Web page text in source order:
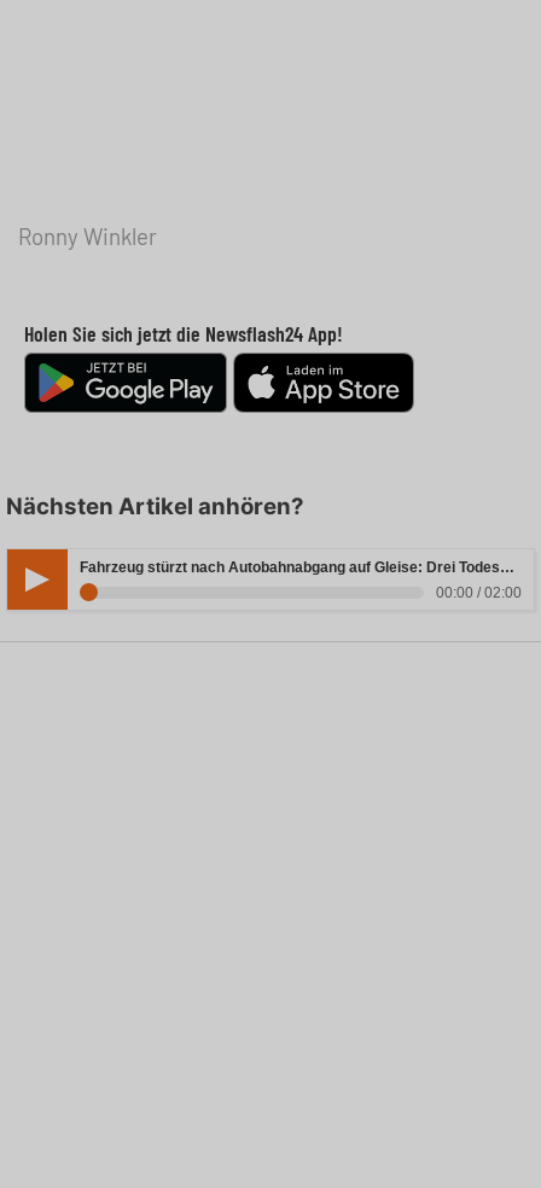
Ronny Winkler
Holen Sie sich jetzt die Newsflash24 App!
Nächsten Artikel anhören?
Fahrzeug stürzt nach Autobahnabgang auf Gleise: Drei Todesopfer in Bayern
00:00 / 02:00